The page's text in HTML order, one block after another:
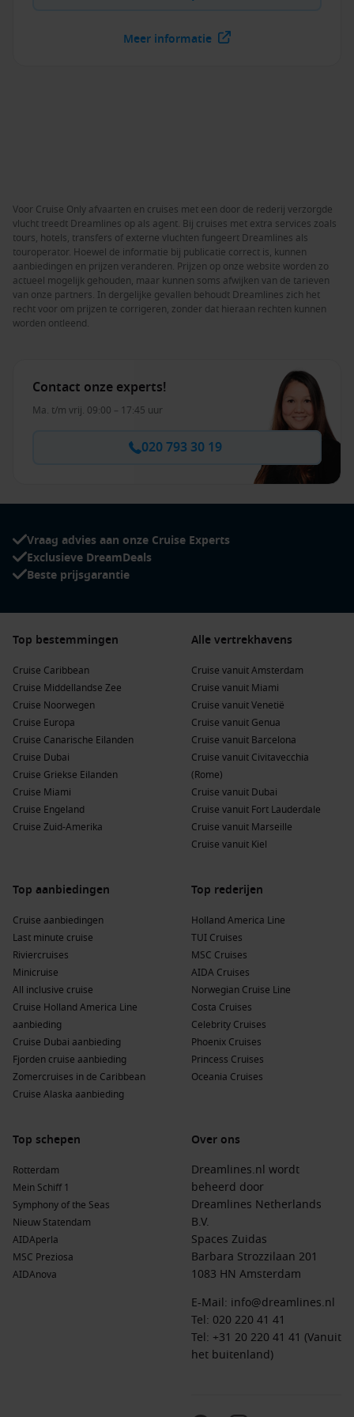
Meer informatie
Voor Cruise Only afvaarten en cruises met een door de rederij verzorgde
vlucht treedt Dreamlines op als agent. Bij cruises met extra services zoals
tours, hotels, transfers of externe vluchten fungeert Dreamlines als
touroperator. Hoewel de informatie bij publicatie correct is, kunnen
aanbiedingen en prijzen veranderen. Prijzen op onze website worden zo
actueel mogelijk gehouden, maar kunnen soms afwijken van de tarieven
van onze partners. In dergelijke gevallen behoudt Dreamlines zich het
recht voor om prijzen te corrigeren, zonder dat hieraan rechten kunnen
worden ontleend.
Contact onze experts!
Ma. t/m vrij. 09:00 – 17:45 uur
020 793 30 19
Vraag advies aan onze Cruise Experts
Exclusieve DreamDeals
Beste prijsgarantie
Top bestemmingen
Cruise Caribbean
Cruise Middellandse Zee
Cruise Noorwegen
Cruise Europa
Cruise Canarische Eilanden
Cruise Dubai
Cruise Griekse Eilanden
Cruise Miami
Cruise Engeland
Cruise Zuid-Amerika
Alle vertrekhavens
Cruise vanuit Amsterdam
Cruise vanuit Miami
Cruise vanuit Venetië
Cruise vanuit Genua
Cruise vanuit Barcelona
Cruise vanuit Civitavecchia
(Rome)
Cruise vanuit Dubai
Cruise vanuit Fort Lauderdale
Cruise vanuit Marseille
Cruise vanuit Kiel
Top aanbiedingen
Cruise aanbiedingen
Last minute cruise
Riviercruises
Minicruise
All inclusive cruise
Cruise Holland America Line
aanbieding
Cruise Dubai aanbieding
Fjorden cruise aanbieding
Zomercruises in de Caribbean
Cruise Alaska aanbieding
Top rederijen
Holland America Line
TUI Cruises
MSC Cruises
AIDA Cruises
Norwegian Cruise Line
Costa Cruises
Celebrity Cruises
Phoenix Cruises
Princess Cruises
Oceania Cruises
Top schepen
Rotterdam
Mein Schiff 1
Symphony of the Seas
Nieuw Statendam
AIDAperla
MSC Preziosa
AIDAnova
Over ons
Dreamlines.nl wordt
beheerd door
Dreamlines Netherlands
B.V.
Spaces Zuidas
Barbara Strozzilaan 201
1083 HN Amsterdam
E-Mail: info@dreamlines.nl
Tel: 020 220 41 41
Tel: +31 20 220 41 41 (Vanuit
het buitenland)